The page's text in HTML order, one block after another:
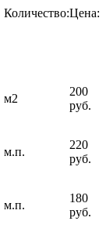
Количество:Цена:
м2
200
руб.
м.п.
220
руб.
м.п.
180
руб.